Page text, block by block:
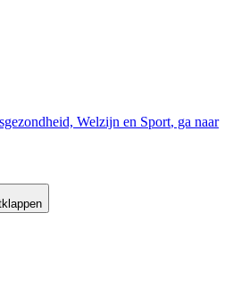
Welzijn en Sport, ga naar